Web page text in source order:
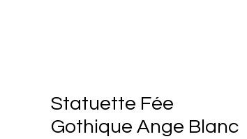
Statuette Fée
Gothique Ange Blanc